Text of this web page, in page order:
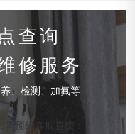
查询
修服务
、检测、加氟等
预约客服直拨：